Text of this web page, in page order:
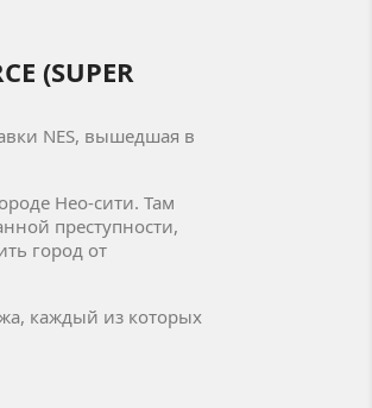
(SUPER
NES, вышедшая в
Нео-сити. Там
преступности,
город от
каждый из которых